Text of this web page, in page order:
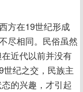
方在19世纪形成
尽相同。民俗虽然
近代以前并没有
纪之交，民族主
的兴趣，才引起